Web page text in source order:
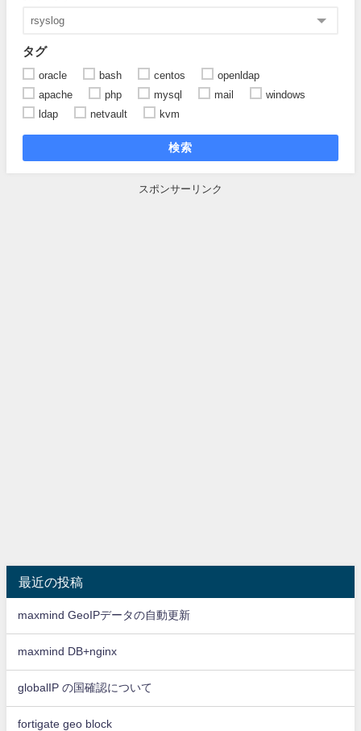
タグ
oracle bash centos
openldap
apache
php mysql mail
windows
ldap
netvault kvm
検索
スポンサーリンク
最近の投稿
maxmind GeoIPデータの自動更新
maxmind DB+nginx
globalIP の国確認について
fortigate geo block